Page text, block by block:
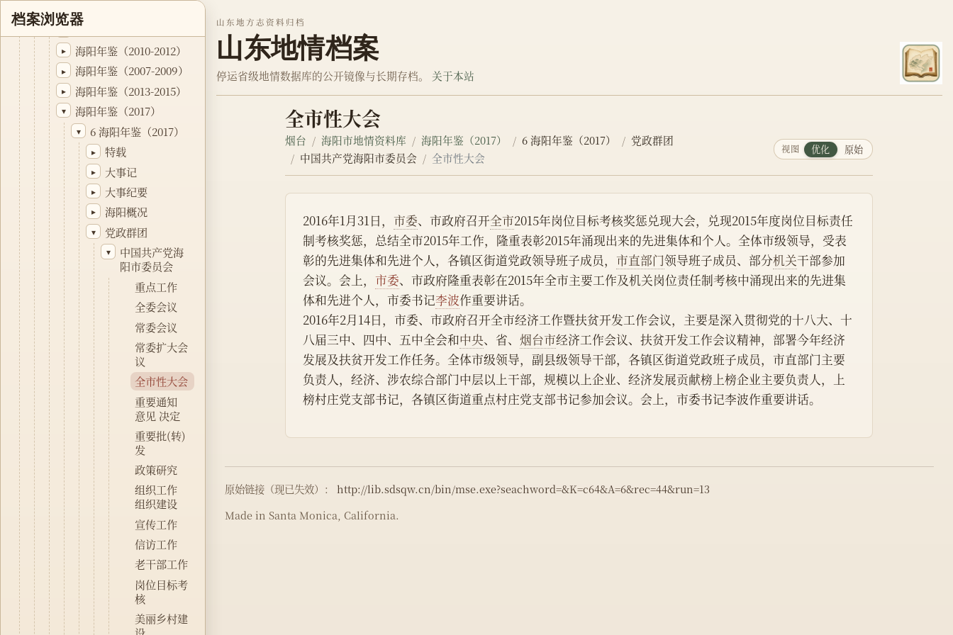
山东地方志资料归档
山东地情档案
停运省级地情数据库的公开镜像与长期存档。 关于本站
全市性大会
烟台 海阳市地情资料库 海阳年鉴（2017） 6 海阳年鉴（2017）
党政群团
中国共产党海阳市委员会
全市性大会
视图 优化 原始
档案浏览器
▸ 海阳县志
▸ 海阳市镇村简志
▸ 海阳年鉴（2010-2012）
▸ 海阳年鉴（2007-2009）
▸ 海阳年鉴（2013-2015）
▾ 海阳年鉴（2017）
▾ 6 海阳年鉴（2017）
▸ 特载
▸ 大事记
▸ 大事纪要
▸ 海阳概况
▾ 党政群团
▾
中国共产党海
阳市委员会
重点工作
全委会议
常委会议
常委扩大会
议
全市性大会
重要通知
意见 决定
重要批(转)
发
政策研究
组织工作
组织建设
宣传工作
信访工作
老干部工作
岗位目标考
核
美丽乡村建
2016年1月31日， 市委、市政府召开全市2015年岗位目标考核奖惩兑现大会，兑现2015年度岗位目标责任
制考核奖惩，总结全市2015年工作，隆重表彰2015年涌现出来的先进集体和个人。全体市级领导，受表
彰的先进集体和先进个人，各镇区街道党政领导班子成员， 市直部门领导班子成员、部分机关干部参加
会议。会上， 市委、市政府隆重表彰在2015年全市主要工作及机关岗位责任制考核中涌现出来的先进集
体和先进个人，市委书记李波作重要讲话。
2016年2月14日，市委、市政府召开全市经济工作暨扶贫开发工作会议，主要是深入贯彻党的十八大、十
八届三中、四中、五中全会和中央、省、烟台市经济工作会议、扶贫开发工作会议精神，部署今年经济
发展及扶贫开发工作任务。全体市级领导，副县级领导干部，各镇区街道党政班子成员，市直部门主要
负责人，经济、涉农综合部门中层以上干部，规模以上企业、经济发展贡献榜上榜企业主要负责人，上
榜村庄党支部书记，各镇区街道重点村庄党支部书记参加会议。会上，市委书记李波作重要讲话。
原始链接（现已失效）：
http://lib.sdsqw.cn/bin/mse.exe?seachword=&K=c64&A=6&rec=44&run=13
Made in Santa Monica, California.